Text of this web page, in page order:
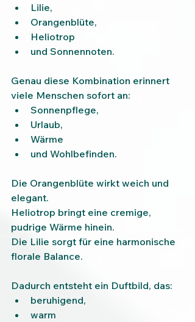
Lilie,
Orangenblüte,
Heliotrop
und Sonnennoten.
Genau diese Kombination erinnert
viele Menschen sofort an:
Sonnenpflege,
Urlaub,
Wärme
und Wohlbefinden.
Die Orangenblüte wirkt weich und
elegant.
Heliotrop bringt eine cremige,
pudrige Wärme hinein.
Die Lilie sorgt für eine harmonische
florale Balance.
Dadurch entsteht ein Duftbild, das:
beruhigend,
warm